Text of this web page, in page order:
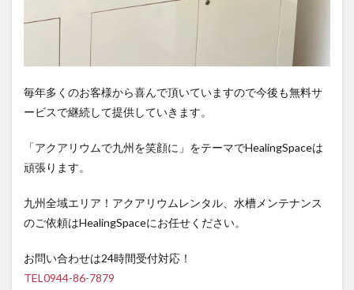
毎年多くのお客様から喜んで頂いていますので今後も無料サ
ービスで継続して提供していきます。
「アクアリウムで九州を笑顔に」をテーマでHealingSpaceは
頑張ります。
九州全域エリア！アクアリウムレンタル、水槽メンテナンス
のご依頼はHealingSpaceにお任せください。
お問い合わせは24時間受付対応！
TEL0944-86-7879